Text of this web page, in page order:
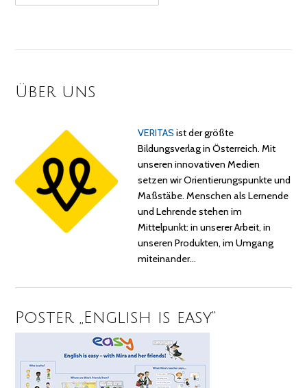
Über uns
VERITAS ist der größte
Bildungsverlag in Österreich. Mit
unseren innovativen Medien
setzen wir Orientierungspunkte und
Maßstäbe. Menschen als Lernende
und Lehrende stehen im
Mittelpunkt: in unserer Arbeit, in
unseren Produkten, im Umgang
miteinander…
Poster „English is easy“